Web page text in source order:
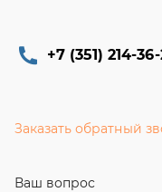
+7 (351) 214-
Заказать обратный
Ваш вопрос